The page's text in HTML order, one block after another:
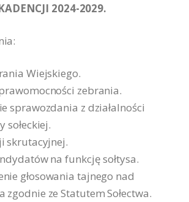
2024-2029.
Wiejskiego.
zebrania.
sprawozdania z działalności
sołeckiej.
skrutacyjnej.
na funkcję sołtysa.
głosowania tajnego nad
zgodnie ze Statutem Sołectwa.